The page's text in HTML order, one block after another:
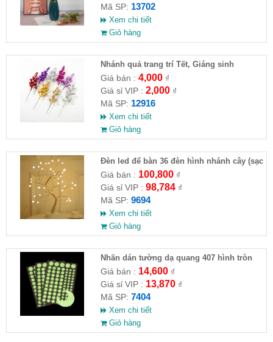
Mã SP: 13702
Xem chi tiết
Giỏ hàng
Nhánh quả trang trí Tết, Giáng sinh
Giá bán : 4,000₫
Giá sỉ VIP : 2,000₫
Mã SP: 12916
Xem chi tiết
Giỏ hàng
Đèn led để bàn 36 đèn hình nhánh cây (sạc
usb)
Giá bán : 100,800₫
Giá sỉ VIP : 98,784₫
Mã SP: 9694
Xem chi tiết
Giỏ hàng
Nhãn dán tường dạ quang 407 hình tròn
Giá bán : 14,600₫
Giá sỉ VIP : 13,870₫
Mã SP: 7404
Xem chi tiết
Giỏ hàng